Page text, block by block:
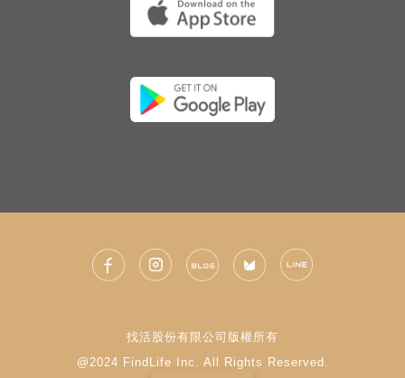
找活股份有限公司版權所有
@2024 FindLife Inc. All Rights Reserved.